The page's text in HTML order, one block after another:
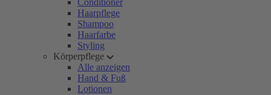
Conditioner
Haarpflege
Shampoo
Haarfarbe
Styling
Körperpflege
Alle anzeigen
Hand & Fuß
Lotionen